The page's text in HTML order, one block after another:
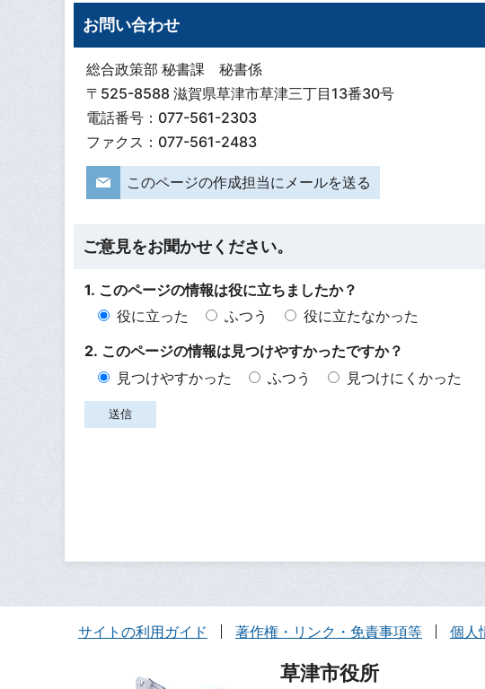
お問い合わせ
総合政策部 秘書課 秘書係
〒525-8588 滋賀県草津市草津三丁目13番30号
電話番号：077-561-2303
ファクス：077-561-2483
このページの作成担当にメールを送る
ご意見をお聞かせください。
1. このページの情報は役に立ちましたか？
役に立った
ふつう
役に立たなかった
2. このページの情報は見つけやすかったですか？
見つけやすかった
ふつう 見つけにくかった
サイトの利用ガイド 著作権・リンク・免責事項等 個人
草津市役所